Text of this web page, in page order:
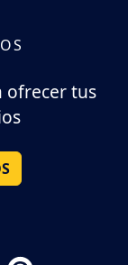
ofrecer tus